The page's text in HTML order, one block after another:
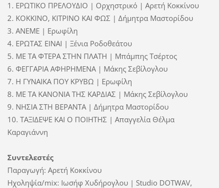
1. ΕΡΩΤΙΚΟ ΠΡΕΛΟΥΔΙΟ | Ορχηστρικό | Αρετή Κοκκίνου
2. ΚΟΚΚΙΝΟ, ΚΙΤΡΙΝΟ ΚΑΙ ΦΩΣ | Δήμητρα Μαστορίδου
3. ΑΝΕΜΕ | Ερωφίλη
4. ΕΡΩΤΑΣ ΕΙΝΑΙ | Ξένια Ροδοθεάτου
5. ΜΕ ΤΑ ΦΤΕΡΑ ΣΤΗΝ ΠΛΑΤΗ | Μπάμπης Τσέρτος
6. ΦΕΓΓΑΡΙΑ ΑΦΗΡΗΜΕΝΑ | Μάκης Σεβίλογλου
7. Η ΓΥΝΑΙΚΑ ΠΟΥ ΚΡΥΒΩ | Ερωφίλη
8. ΜΕ ΤΑ ΚΑΝΟΝΙΑ ΤΗΣ ΚΑΡΔΙΑΣ | Μάκης Σεβίλογλου
9. ΝΗΣΙΑ ΣΤΗ ΒΕΡΑΝΤΑ | Δήμητρα Μαστορίδου
10. ΤΑΞΙΔΕΨΕ ΚΑΙ Ο ΠΟΙΗΤΗΣ | Απαγγελία Θέλμα
Καραγιάννη
Συντελεστές
Παραγωγή: Αρετή Κοκκίνου
Ηχοληψία/mix: Ιωσήφ Χυδήρογλου | Studio DOTWAV,